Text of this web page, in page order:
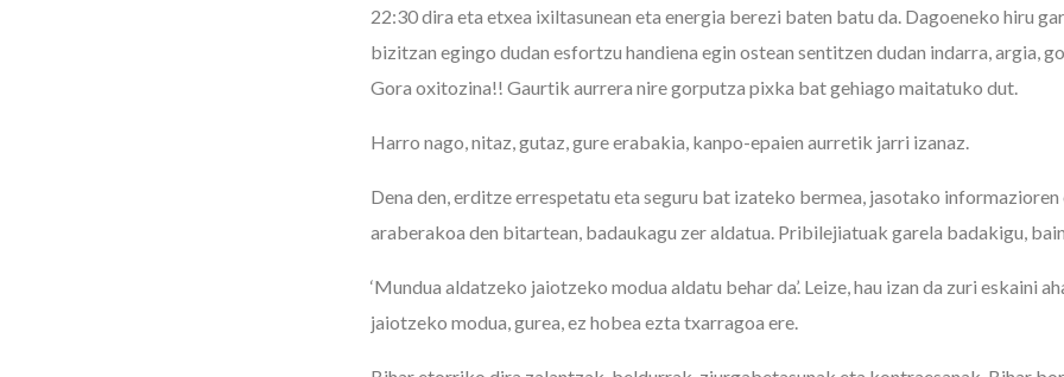
22:30 dira eta etxea ixiltasunean eta energia berezi baten batu da. Dagoeneko hiru
bizitzan egingo dudan esfortzu handiena egin ostean sentitzen dudan indarra, argia,
Gora oxitozina!! Gaurtik aurrera nire gorputza pixka bat gehiago maitatuko dut.
Harro nago, nitaz, gutaz, gure erabakia, kanpo-epaien aurretik jarri izanaz.
Dena den, erditze errespetatu eta seguru bat izateko bermea, jasotako informazioren
araberakoa den bitartean, badaukagu zer aldatua. Pribilejiatuak garela badakigu,
‘Mundua aldatzeko jaiotzeko modua aldatu behar da’. Leize, hau izan da zuri eskaini
jaiotzeko modua, gurea, ez hobea ezta txarragoa ere.